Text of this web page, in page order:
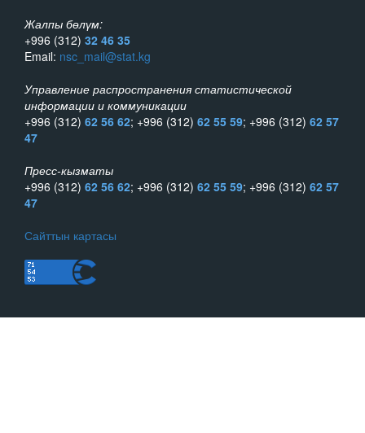
Жалпы бөлүм:
+996 (312) 32 46 35
Email: nsc_mail@stat.kg
Управление распространения статистической
информации и коммуникации
+996 (312) 62 56 62; +996 (312) 62 55 59; +996 (312) 62 57
47
Пресс-кызматы
+996 (312) 62 56 62; +996 (312) 62 55 59; +996 (312) 62 57
47
Сайттын картасы